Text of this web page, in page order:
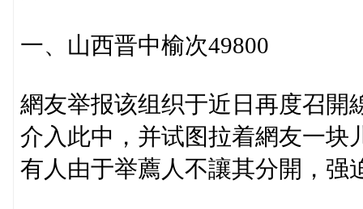
一、山西晋中榆次49800
網友举报该组织于近日再度召開
介入此中，并试图拉着網友一块
有人由于举薦人不讓其分開，强